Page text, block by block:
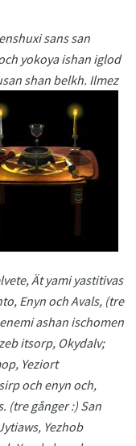
sans san
yokoya ishan iglod
shan belkh. Ilmez
Ät yami yastitivas
Enyn och Avals, (tre
ashan ischomen
itsorp, Okydalv;
Yeziort
och enyn och,
(tre gånger :) San
Yezhob